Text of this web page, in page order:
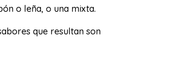
o leña, o una mixta.
que resultan son